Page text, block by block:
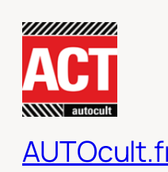
contenu